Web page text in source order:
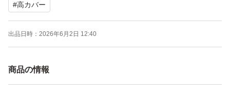
#高カバー
出品日時： 2026年6月2日 12:40
商品の情報